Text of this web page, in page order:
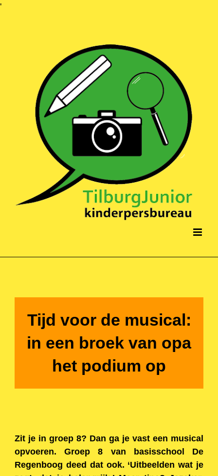
'Ga
Tijd voor de musical:
in een broek van opa
het podium op
Zit je in groep 8? Dan ga je vast een musical
opvoeren. Groep 8 van basisschool De
Regenboog deed dat ook. ‘Uitbeelden wat je